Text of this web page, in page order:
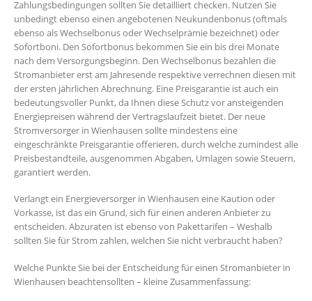
Zahlungsbedingungen sollten Sie detailliert checken. Nutzen Sie
unbedingt ebenso einen angebotenen Neukundenbonus (oftmals
ebenso als Wechselbonus oder Wechselprämie bezeichnet) oder
Sofortboni. Den Sofortbonus bekommen Sie ein bis drei Monate
nach dem Versorgungsbeginn. Den Wechselbonus bezahlen die
Stromanbieter erst am Jahresende respektive verrechnen diesen mit
der ersten jährlichen Abrechnung. Eine Preisgarantie ist auch ein
bedeutungsvoller Punkt, da Ihnen diese Schutz vor ansteigenden
Energiepreisen während der Vertragslaufzeit bietet. Der neue
Stromversorger in Wienhausen sollte mindestens eine
eingeschränkte Preisgarantie offerieren, durch welche zumindest alle
Preisbestandteile, ausgenommen Abgaben, Umlagen sowie Steuern,
garantiert werden.
Verlangt ein Energieversorger in Wienhausen eine Kaution oder
Vorkasse, ist das ein Grund, sich für einen anderen Anbieter zu
entscheiden. Abzuraten ist ebenso von Pakettarifen – Weshalb
sollten Sie für Strom zahlen, welchen Sie nicht verbraucht haben?
Welche Punkte Sie bei der Entscheidung für einen Stromanbieter in
Wienhausen beachtensollten – kleine Zusammenfassung: